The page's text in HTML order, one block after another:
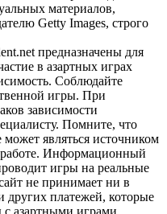
материалов,
Getty Images, строго
предназначены для
в азартных играх
Соблюдайте
игры. При
зависимости
Помните, что
может являться источником
работе. Информационный
игры на реальные
не принимает ни в
других платежей, которые